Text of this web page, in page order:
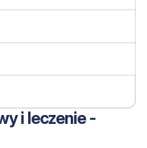
i leczenie -